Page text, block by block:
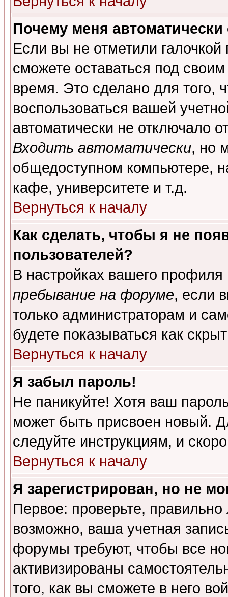
Почему меня автоматически
Если вы не отметили галочкой
сможете оставаться под
время. Это сделано для того,
воспользоваться вашей
автоматически не отключало
Входить автоматически, но
общедоступном компьютере,
кафе, университете и т.д.
Вернуться к началу
Как сделать, чтобы я не
пользователей?
В настройках вашего
пребывание на форуме, если
только администраторам и
будете показываться как
Вернуться к началу
Я забыл пароль!
Не паникуйте! Хотя ваш
может быть присвоен новый.
следуйте инструкциям, и
Вернуться к началу
Я зарегистрирован, но не
Первое: проверьте,
возможно, ваша учетная
форумы требуют, чтобы все
активизированы
того, как вы сможете в него